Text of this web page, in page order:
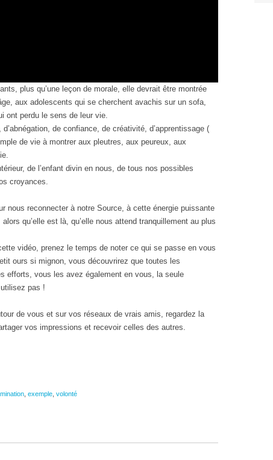
plus qu’une leçon de morale, elle devrait être montrée
aux adolescents qui se cherchent avachis sur un sofa,
ont perdu le sens de leur vie.
de confiance, de créativité, d’apprentissage (
de vie à montrer aux pleutres, aux peureux, aux
de l’enfant divin en nous, de tous nos possibles
croyances.
nous reconnecter à notre Source, à cette énergie puissante
qu’elle est là, qu’elle nous attend tranquillement au plus
vidéo, prenez le temps de noter ce qui se passe en vous
ours si mignon, vous découvrirez que toutes les
efforts, vous les avez également en vous, la seule
pas !
de vous et sur vos réseaux de vrais amis, regardez la
vos impressions et recevoir celles des autres.
exemple volonté